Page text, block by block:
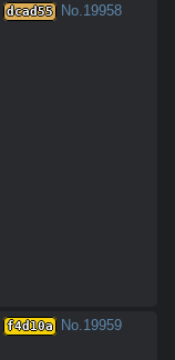
dcad55 No.19958
f4d10a No.19959